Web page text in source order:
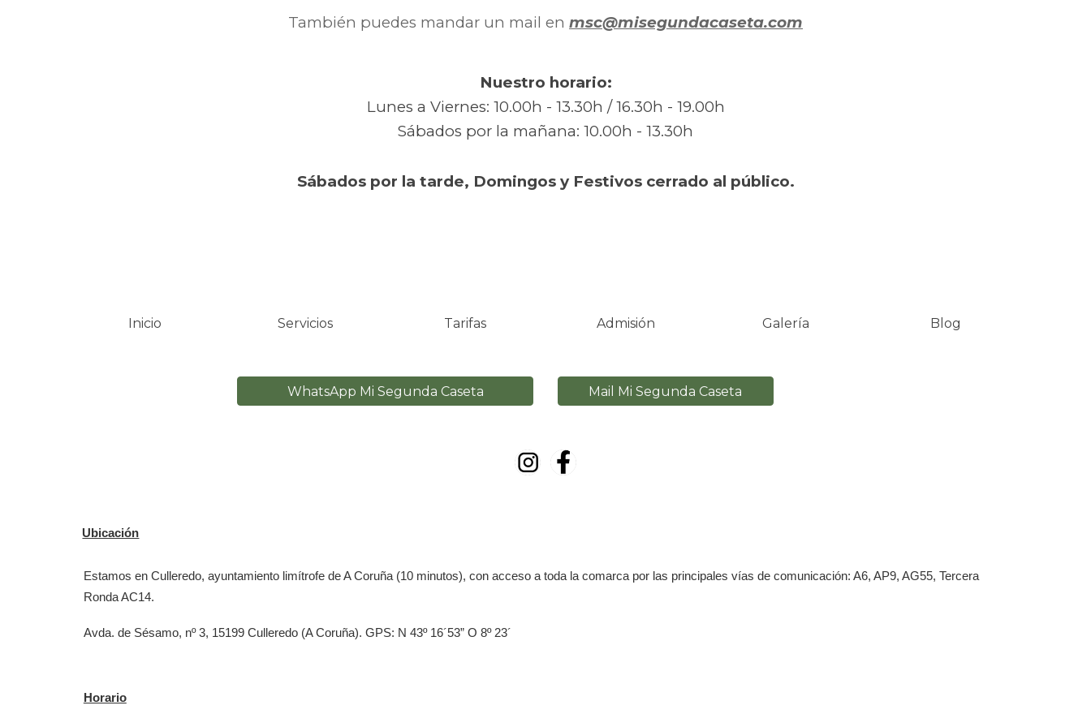
También puedes mandar un mail en msc@misegundacaseta.com
Nuestro horario:
Lunes a Viernes: 10.00h - 13.30h / 16.30h - 19.00h
Sábados por la mañana: 10.00h - 13.30h
Sábados por la tarde, Domingos y Festivos cerrado al público.
Inicio Servicios Tarifas Admisión Galería Blog
WhatsApp Mi Segunda Caseta Mail Mi Segunda Caseta
Ubicación
Estamos en Culleredo, ayuntamiento limítrofe de A Coruña (10 minutos), con acceso a toda la comarca por las principales vías de comunicación: A6, AP9, AG55, Tercera
Ronda AC14.
Avda. de Sésamo, nº 3, 15199 Culleredo (A Coruña). GPS: N 43º 16´53” O 8º 23´
Horario